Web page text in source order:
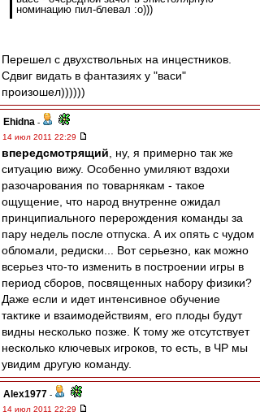
номинацию пил-блевал :о)))
Перешел с двухствольных на инцестников.
Сдвиг видать в фантазиях у "васи"
произошел))))))
Ehidna -
14 июл 2011 22:29
впередсмотрящий , ну, я примерно так же
ситуацию вижу. Особенно умиляют вздохи
разочарования по товарнякам - такое
ощущение, что народ внутренне ожидал
принципиального перерождения команды за
пару недель после отпуска. А их опять с чудом
обломали, редиски... Вот серьезно, как можно
всерьез что-то изменить в построении игры в
период сборов, посвященных набору физики?
Даже если и идет интенсивное обучение
тактике и взаимодействиям, его плоды будут
видны несколько позже. К тому же отсутствует
несколько ключевых игроков, то есть, в ЧР мы
увидим другую команду.
Alex1977 -
14 июл 2011 22:29